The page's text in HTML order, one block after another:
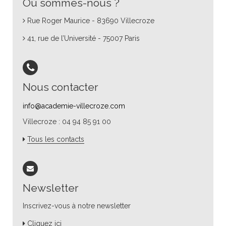
Où sommes-nous ?
Rue Roger Maurice - 83690 Villecroze
41, rue de l’Université - 75007 Paris
Nous contacter
info@academie-villecroze.com
Villecroze : 04 94 85 91 00
Tous les contacts
Newsletter
Inscrivez-vous à notre newsletter
Cliquez ici